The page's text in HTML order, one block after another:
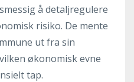
å detaljregulere
risiko. De mente
ut fra sin
økonomisk evne
tap.